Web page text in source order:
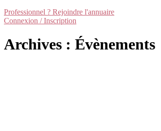
Professionnel ? Rejoindre l'annuaire
Connexion / Inscription
Archives : Évènements